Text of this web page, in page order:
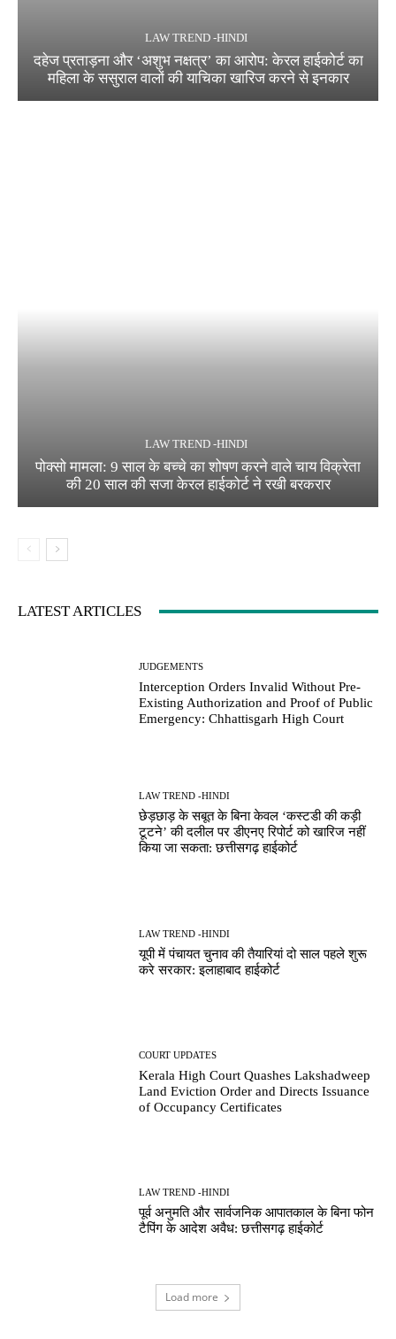
LAW TREND -HINDI
दहेज प्रताड़ना और ‘अशुभ नक्षत्र’ का आरोप: केरल हाईकोर्ट का
महिला के ससुराल वालों की याचिका खारिज करने से इनकार
LAW TREND -HINDI
पोक्सो मामला: 9 साल के बच्चे का शोषण करने वाले चाय विक्रेता
की 20 साल की सजा केरल हाईकोर्ट ने रखी बरकरार
LATEST ARTICLES
JUDGEMENTS
Interception Orders Invalid Without Pre-
Existing Authorization and Proof of Public
Emergency: Chhattisgarh High Court
LAW TREND -HINDI
छेड़छाड़ के सबूत के बिना केवल ‘कस्टडी की कड़ी
टूटने’ की दलील पर डीएनए रिपोर्ट को खारिज नहीं
किया जा सकता: छत्तीसगढ़ हाईकोर्ट
LAW TREND -HINDI
यूपी में पंचायत चुनाव की तैयारियां दो साल पहले शुरू
करे सरकार: इलाहाबाद हाईकोर्ट
COURT UPDATES
Kerala High Court Quashes Lakshadweep
Land Eviction Order and Directs Issuance
of Occupancy Certificates
LAW TREND -HINDI
पूर्व अनुमति और सार्वजनिक आपातकाल के बिना फोन
टैपिंग के आदेश अवैध: छत्तीसगढ़ हाईकोर्ट
Load more